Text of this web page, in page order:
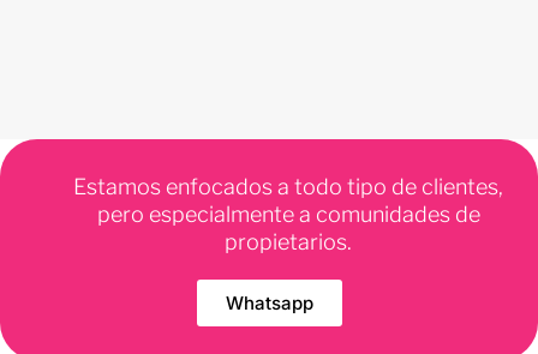
Estamos enfocados a todo tipo de clientes,
pero especialmente a comunidades de
propietarios.
Whatsapp